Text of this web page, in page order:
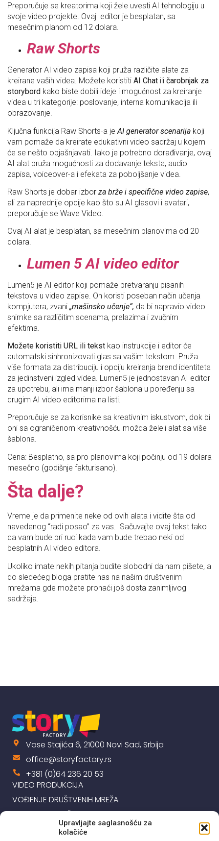
Upravljajte saglasnošću za
kolačiće
Preporučuje se kreatorima koji žele uvesti AI tehnologiju u
svoje video projekte. Ovaj editor je besplatan, sa
mesečnim planom od 12 dolara.
Raw Shorts
Generator AI video zapisa koji pruža različite alate za
kreirane vaših videa. Možete koristiti AI Chat ili čarobnjak za
storybord kako biste dobili ideje i mogućnost za kreiranje
videa u tri kategorije: poslovanje, interna komunikacija ili
obrazovanje.
Ključna funkcija Raw Shorts-a je AI generator scenarija koji
vam pomaže da kreirate edukativni video sadržaj u kojem
će se nešto objašnjavati. Iako je potrebno dorađivanje, ovaj
AI alat pruža mogućnosti za dodavanje teksta, audio
zapisa, voiceover-a i efekata za poboljšanje videa.
Raw Shorts je dobar izbor za brže i specifične video zapise,
ali za naprednije opcije kao što su AI glasovi i avatari,
preporučuje se Wave Video.
Ovaj AI alat je besplatan, sa mesečnim planovima od 20
dolara.
Lumen 5AI video editor
Lumen5 je AI editor koji pomaže pretvaranju pisanih
tekstova u video zapise. On koristi poseban način učenja
kompjutera, zvani „mašinsko učenje“, da bi napravio video
snimke sa različitim scenama, prelazima i zvučnim
efektima.
Možete koristiti URL ili tekst kao instrukcije i editor će
automatski sinhronizovati glas sa vašim tekstom. Pruža
više formata za distribuciju i opciju kreiranja brend identiteta
za jedinstveni izgled videa. Lumen5 je jednostavan AI editor
za upotrebu, ali ima manji izbor šablona u poređenju sa
drugim AI video editorima na listi.
Preporučuje se za korisnike sa kreativnim iskustvom, dok bi
oni sa ograničenom kreativnošću možda želeli alat sa više
šablona.
Cena: Besplatno, sa pro planovima koji počinju od 19 dolara
mesečno (godišnje fakturisano).
Šta dalje?
Vreme je da primenite neke od ovih alata i vidite šta od
navedenog “radi posao” za vas. Sačuvajte ovaj tekst tako
da vam bude pri ruci kada vam bude trebao neki od
besplatnih AI video editora.
Ukoliko imate nekih pitanja budite slobodni da nam pišete, a
do sledećeg bloga pratite nas na našim društvenim
mrežama gde možete pronaći još dosta zanimljivog
sadržaja.
Vase Stajića 6, 21000 Novi Sad, Srbija
office@storyfactory.rs
+381 (0)64 236 20 53
VIDEO PRODUKCIJA
VOĐENJE DRUŠTVENIH MREŽA
GOOGLE OGLAŠAVANJE
IZRADA I ODRŽAVANJE SAJTOVA